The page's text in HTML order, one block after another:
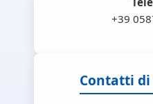
+39
Contatti